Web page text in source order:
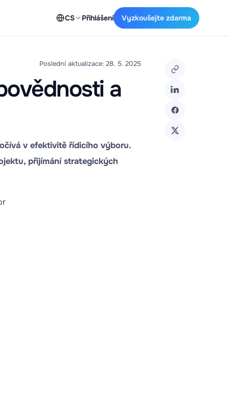
CS Přihlášení Vyzkoušejte zdarma
Poslední aktualizace: 28. 5. 2025
a
v efektivitě řídicího výboru.
přijímání strategických